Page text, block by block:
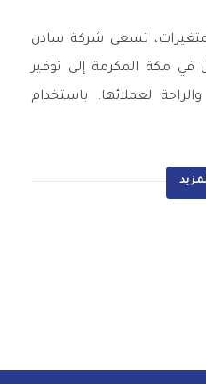
تسعى شركة سادن
مكة المكرمة إلى توفير
لعملائها. باستخدام